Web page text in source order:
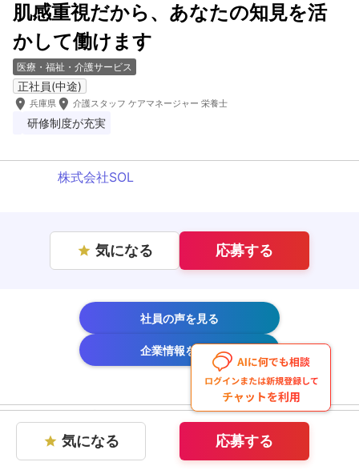
star 気になる 応募する
肌感重視だから、あなたの知見を活
かして働けます
医療・福祉・介護サービス
正社員(中途)
room 兵庫県 room 介護スタッフ ケアマネージャー 栄養士
研修制度が充実
株式会社SOL
star 気になる 応募する
社員の声を見る
企業情報を見る
こんな仕事をします
非常勤ヘルパーさんたちの育成や、利用者さま・ケアマネ
さんとの調整業務、現場でのケアをご担当いただきます。